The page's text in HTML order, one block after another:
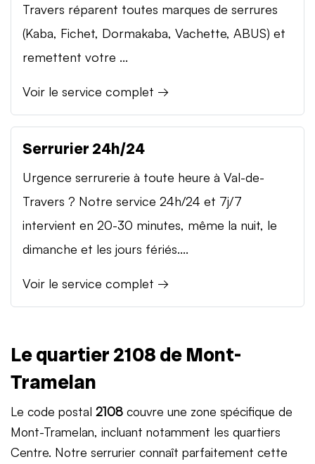
Travers réparent toutes marques de serrures
(Kaba, Fichet, Dormakaba, Vachette, ABUS) et
remettent votre ...
Voir le service complet →
Serrurier 24h/24
Urgence serrurerie à toute heure à Val-de-
Travers ? Notre service 24h/24 et 7j/7
intervient en 20-30 minutes, même la nuit, le
dimanche et les jours fériés....
Voir le service complet →
Le quartier 2108 de Mont-
Tramelan
Le code postal 2108 couvre une zone spécifique de
Mont-Tramelan, incluant notamment les quartiers
Centre. Notre serrurier connaît parfaitement cette